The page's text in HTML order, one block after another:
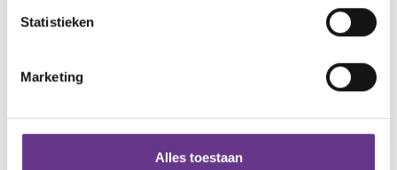
Statistieken
Marketing
Alles toestaan
Facebook
Twitter LinkedIn